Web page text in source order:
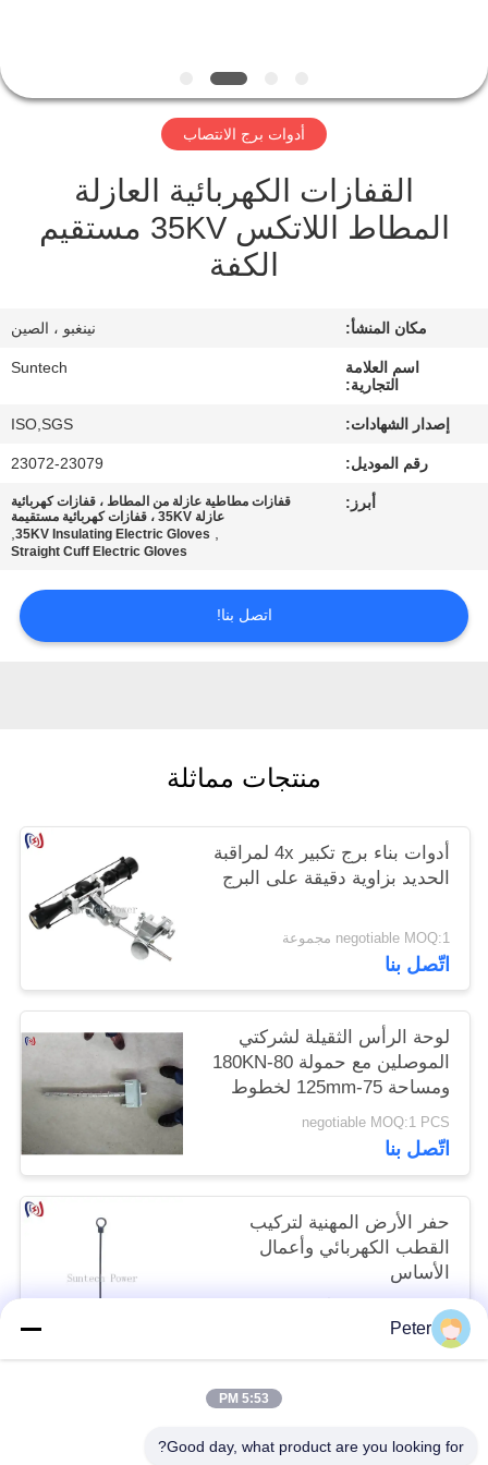
أخبار
اقتباس
سياسة
الخصوصية
أدوات برج الانتصاب
القفازات الكهربائية العازلة
المطاط اللاتكس 35KV مستقيم
الكفة
مكان المنشأ: نينغبو ، الصين
اسم العلامة
التجارية:
Suntech
إصدار الشهادات: ISO,SGS
رقم الموديل: 23072-23079
أبرز:
قفازات مطاطية عازلة من المطاط ، قفازات كهربائية
عازلة 35KV ، قفازات كهربائية مستقيمة
,
35KV Insulating Electric Gloves
,
Straight Cuff Electric Gloves
اتصل بنا!
منتجات مماثلة
أدوات بناء برج تكبير 4x لمراقبة
الحديد بزاوية دقيقة على البرج
negotiable MOQ:1 مجموعة
اتّصل بنا
لوحة الرأس الثقيلة لشركتي
الموصلين مع حمولة 80-180KN
ومساحة 75-125mm لخطوط
نقل الجهد العالي
negotiable MOQ:1 PCS
اتّصل بنا
حفر الأرض المهنية لتركيب
القطب الكهربائي وأعمال
الأساس
negotiable MOQ:1 أجهزة كمبيوتر
اتّصل بنا
Peter
5:53 PM
Good day, what product are you looking for?